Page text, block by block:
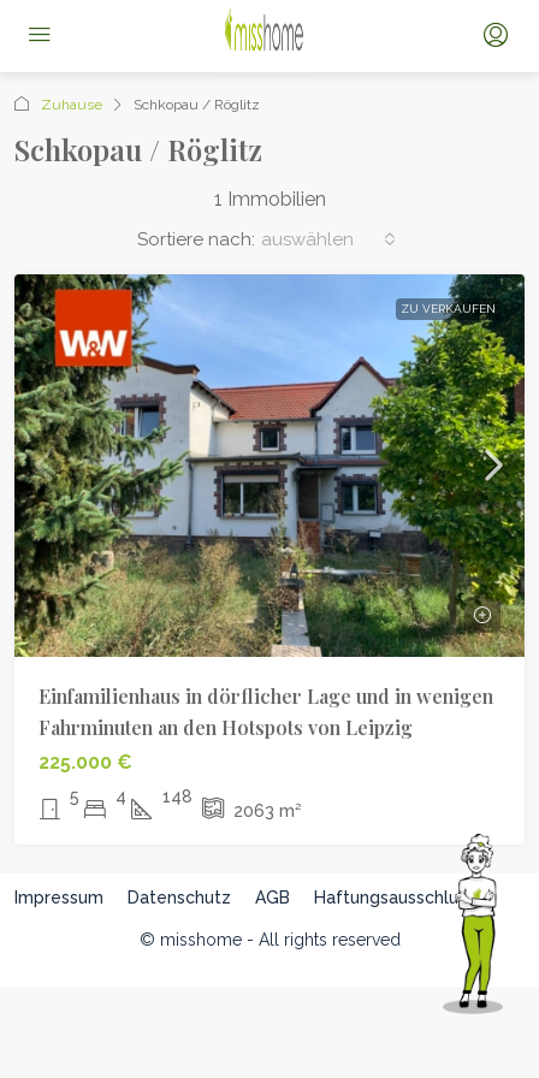
Zuhause Schkopau / Röglitz
Schkopau / Röglitz
1 Immobilien
Sortiere nach: auswählen
ZU VERKAUFEN
Einfamilienhaus in dörflicher Lage und in wenigen
Fahrminuten an den Hotspots von Leipzig
225.000 €
5 4 148
2063 m²
Impressum Datenschutz AGB Haftungsausschluss
© misshome - All rights reserved